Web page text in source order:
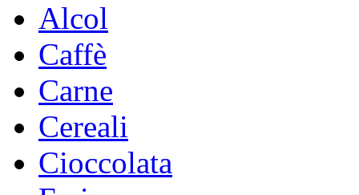
Alcol
Caffè
Carne
Cereali
Cioccolata